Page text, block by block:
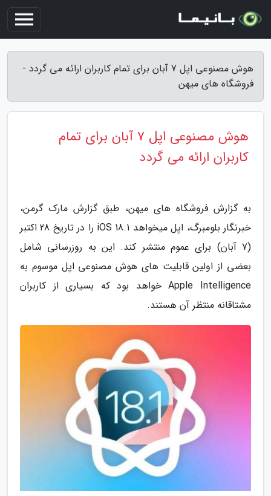
هوش مصنوعی اپل 7 آبان برای تمام کاربران ارائه می گردد -
فروشگاه های میهن
هوش مصنوعی اپل 7 آبان برای تمام
کاربران ارائه می گردد
به گزارش فروشگاه های میهن، طبق گزارش مارک گرمن،
خبرنگار بلومبرگ، اپل میخواهد iOS 18.1 را در تاریخ 28 اکتبر
(7 آبان) برای عموم منتشر کند. این به روزرسانی شامل
بعضی از اولین قابلیت های هوش مصنوعی اپل موسوم به
Apple Intelligence خواهد بود که بسیاری از کاربران
مشتاقانه منتظر آن هستند.